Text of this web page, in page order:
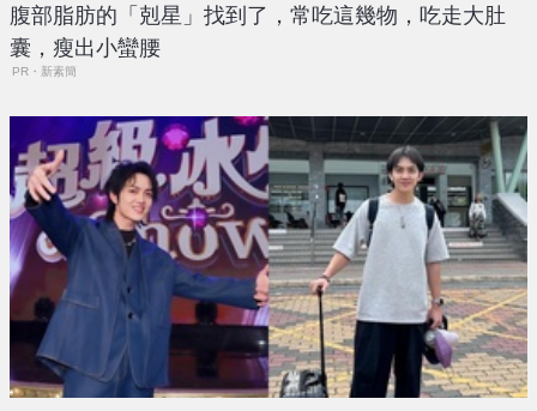
腹部脂肪的「剋星」找到了，常吃這幾物，吃走大肚
囊，瘦出小蠻腰
PR・新素簡